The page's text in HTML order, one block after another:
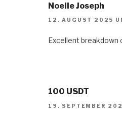
Noelle Joseph
12. AUGUST 2025
Excellent breakdown
100 USDT
19. SEPTEMBER